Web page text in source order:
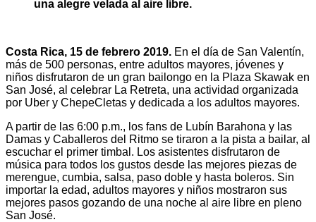
una alegre velada al aire libre.
Costa Rica, 15 de febrero 2019. En el día de San Valentín,
más de 500 personas, entre adultos mayores, jóvenes y
niños disfrutaron de un gran bailongo en la Plaza Skawak en
San José, al celebrar La Retreta, una actividad organizada
por Uber y ChepeCletas y dedicada a los adultos mayores.
A partir de las 6:00 p.m., los fans de Lubín Barahona y las
Damas y Caballeros del Ritmo se tiraron a la pista a bailar, al
escuchar el primer timbal. Los asistentes disfrutaron de
música para todos los gustos desde las mejores piezas de
merengue, cumbia, salsa, paso doble y hasta boleros. Sin
importar la edad, adultos mayores y niños mostraron sus
mejores pasos gozando de una noche al aire libre en pleno
San José.